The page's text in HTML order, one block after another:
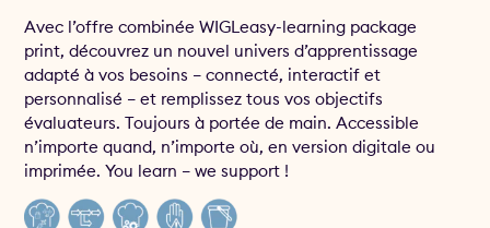
Avec l’offre combinée WIGLeasy-learning package
print, découvrez un nouvel univers d’apprentissage
adapté à vos besoins – connecté, interactif et
personnalisé – et remplissez tous vos objectifs
évaluateurs. Toujours à portée de main. Accessible
n’importe quand, n’importe où, en version digitale ou
imprimée. You learn – we support !